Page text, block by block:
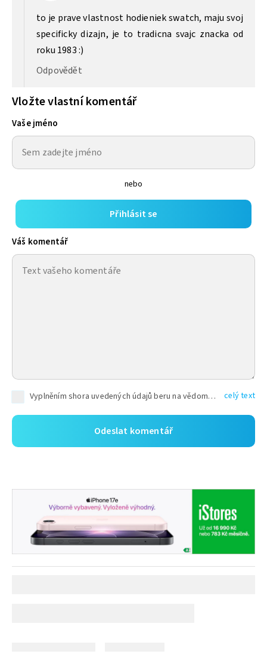
to je prave vlastnost hodieniek swatch, maju svoj
specificky dizajn, je to tradicna svajc znacka od
roku 1983 :)
Odpovědět
Vložte vlastní komentář
Vaše jméno
nebo
Přihlásit se
Váš komentář
Vyplněním shora uvedených údajů beru na vědomí, že společnost TEXT FACTORY s.r.o., sídlem Brno, Durďákova 336/29, Černá Pole, PSČ: 613 00, IČ: 06157831, zapsané u Krajského soudu v Brně, oddíl C, vložka 100399, bude zpracovávat mé osobní údaje uvedené v rámci mnou vyplněného registračního formuláře na základě oprávněných zájmů TEXT FACTORY s.r.o. dle čl. 6 odst. 1 písm. f) GDPR a pro splnění právních povinností (čl. 6 odst. 1 písm. c) GDPR), a to pro tyto účely: nezbytnost zajistit oprávnění návštěvníka webových stránek provozovaných společností TEXT FACTORY s.r.o. přispívat aktivně ke zveřejněným článkům nebo v rámci diskusních fór a výkon práv TEXT FACTORY s.r.o. jako administrátora těchto diskusních fór. Více informací o zpracování osobních údajů a právech lze nalézt v celý text